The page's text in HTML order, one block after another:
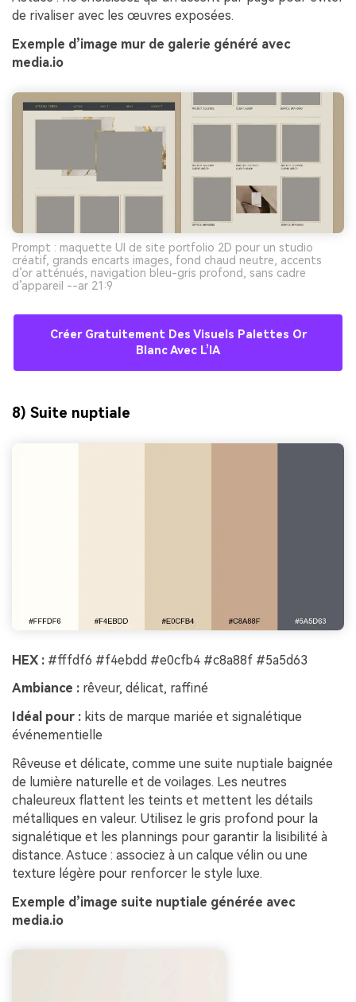
de rivaliser avec les œuvres exposées.
Exemple d’image mur de galerie généré avec
media.io
Prompt : maquette UI de site portfolio 2D pour un studio
créatif, grands encarts images, fond chaud neutre, accents
d’or atténués, navigation bleu-gris profond, sans cadre
d’appareil --ar 21:9
Créer Gratuitement Des Visuels Palettes Or
Blanc Avec L’IA
8) Suite nuptiale
HEX : #fffdf6 #f4ebdd #e0cfb4 #c8a88f #5a5d63
Ambiance : rêveur, délicat, raffiné
Idéal pour : kits de marque mariée et signalétique
événementielle
Rêveuse et délicate, comme une suite nuptiale baignée
de lumière naturelle et de voilages. Les neutres
chaleureux flattent les teints et mettent les détails
métalliques en valeur. Utilisez le gris profond pour la
signalétique et les plannings pour garantir la lisibilité à
distance. Astuce : associez à un calque vélin ou une
texture légère pour renforcer le style luxe.
Exemple d’image suite nuptiale générée avec
media.io